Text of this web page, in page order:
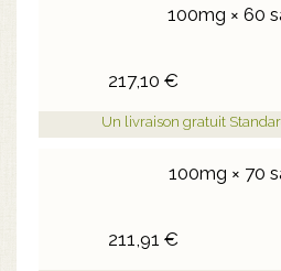
100mg × 60
217,10 €
Un livraison gratuit
100mg × 70
211,91 €